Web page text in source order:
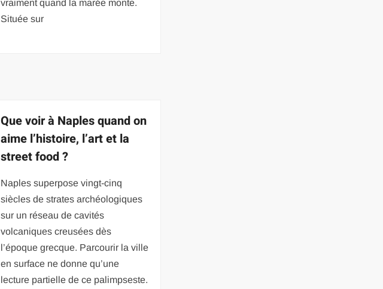
vraiment quand la marée monte.
Située sur
Que voir à Naples quand on
aime l’histoire, l’art et la
street food ?
Naples superpose vingt-cinq
siècles de strates archéologiques
sur un réseau de cavités
volcaniques creusées dès
l’époque grecque. Parcourir la ville
en surface ne donne qu’une
lecture partielle de ce palimpseste.